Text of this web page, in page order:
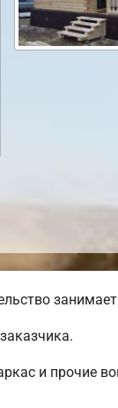
и прочие